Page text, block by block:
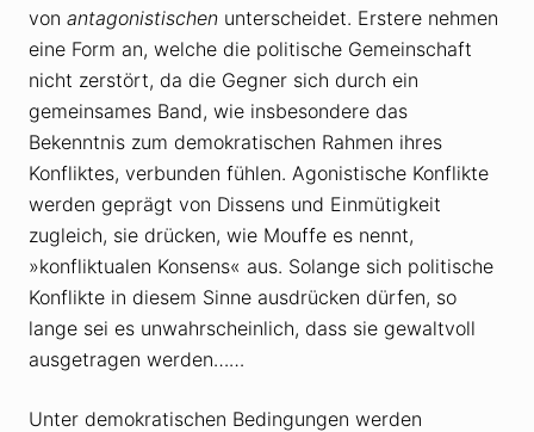
von antagonistischen unterscheidet. Erstere nehmen
eine Form an, welche die politische Gemeinschaft
nicht zerstört, da die Gegner sich durch ein
gemeinsames Band, wie insbesondere das
Bekenntnis zum demokratischen Rahmen ihres
Konfliktes, verbunden fühlen. Agonistische Konflikte
werden geprägt von Dissens und Einmütigkeit
zugleich, sie drücken, wie Mouffe es nennt,
»konfliktualen Konsens« aus. Solange sich politische
Konflikte in diesem Sinne ausdrücken dürfen, so
lange sei es unwahrscheinlich, dass sie gewaltvoll
ausgetragen werden……
Unter demokratischen Bedingungen werden